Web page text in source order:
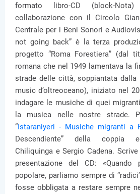
formato libro-CD (block-
collaborazione con il Circolo
Centrale per i Beni Sonori e
not going back” è la terza
progetto “Roma Forestiera” (dal
romana che nel 1949 lamentava la
strade delle città, soppiantata dalla
music d’oltreoceano), iniziato nel
indagare le musiche di quei
la musica nelle nostre strade.
“Istaraniyeri - Musiche migranti a
Descendiente” della coppia
Chiliquinga e Sergio Cadena.
presentazione del CD:
popolare, parliamo sempre di
fosse obbligata a restare sempre